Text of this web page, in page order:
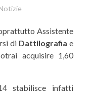
Assistente
di Dattilografia e
acquisire 1,60
stabilisce infatti